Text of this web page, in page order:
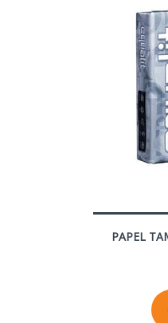
PAPEL